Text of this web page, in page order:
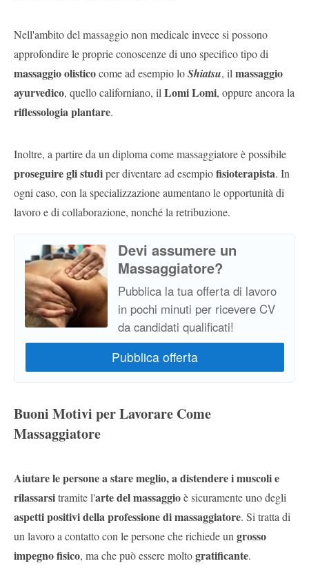
Nell'ambito del massaggio non medicale invece si possono
approfondire le proprie conoscenze di uno specifico tipo di
massaggio olisticocome ad esempio loShiatsu, il massaggio
ayurvedico, quello californiano, il Lomi Lomi, oppure ancora la
riflessologia plantare.
Inoltre, a partire da un diploma come massaggiatore è possibile
proseguire gli studiper diventare ad esempiofisioterapista. In
ogni caso, con la specializzazione aumentano le opportunità di
lavoro e di collaborazione, nonché la retribuzione.
Devi assumere un
Massaggiatore?
Pubblica la tua offerta di lavoro
in pochi minuti per ricevere CV
da candidati qualificati!
Buoni Motivi per Lavorare Come
Massaggiatore
Aiutare le persone a stare meglio, a distendere i muscoli e
rilassarsitramite l'arte del massaggioè sicuramente uno degli
aspetti positivi della professione di massaggiatore. Si tratta di
un lavoro a contatto con le persone che richiede un grosso
impegno fisico, ma che può essere moltogratificante.